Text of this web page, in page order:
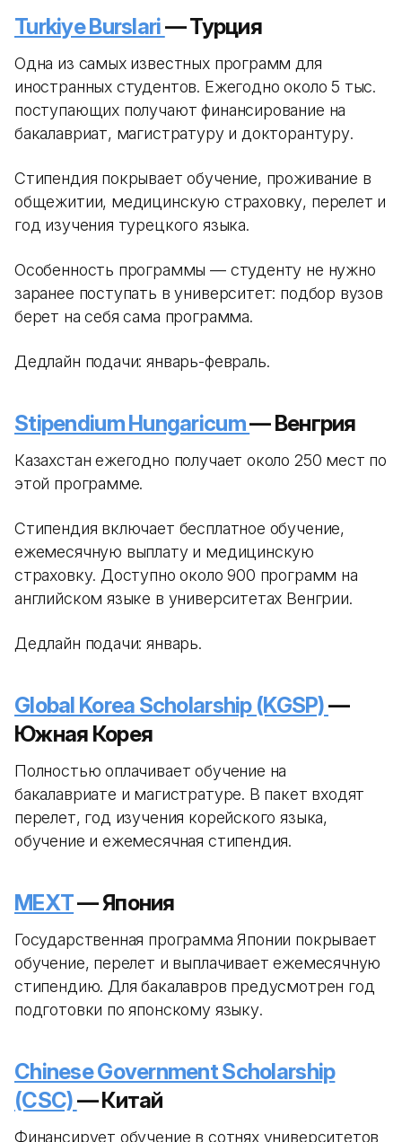
Turkiye Burslari— Турция
Одна из самых известных программ для
иностранных студентов. Ежегодно около 5 тыс.
поступающих получают финансирование на
бакалавриат, магистратуру и докторантуру.
Стипендия покрывает обучение, проживание в
общежитии, медицинскую страховку, перелет и
год изучения турецкого языка.
Особенность программы — студенту не нужно
заранее поступать в университет: подбор вузов
берет на себя сама программа.
Дедлайн подачи: январь-февраль.
Stipendium Hungaricum— Венгрия
Казахстан ежегодно получает около 250 мест по
этой программе.
Стипендия включает бесплатное обучение,
ежемесячную выплату и медицинскую
страховку. Доступно около 900 программ на
английском языке в университетах Венгрии.
Дедлайн подачи: январь.
Global Korea Scholarship (KGSP)—
Южная Корея
Полностью оплачивает обучение на
бакалавриате и магистратуре. В пакет входят
перелет, год изучения корейского языка,
обучение и ежемесячная стипендия.
MEXT— Япония
Государственная программа Японии покрывает
обучение, перелет и выплачивает ежемесячную
стипендию. Для бакалавров предусмотрен год
подготовки по японскому языку.
Chinese Government Scholarship
(CSC)— Китай
Финансирует обучение в сотнях университетов